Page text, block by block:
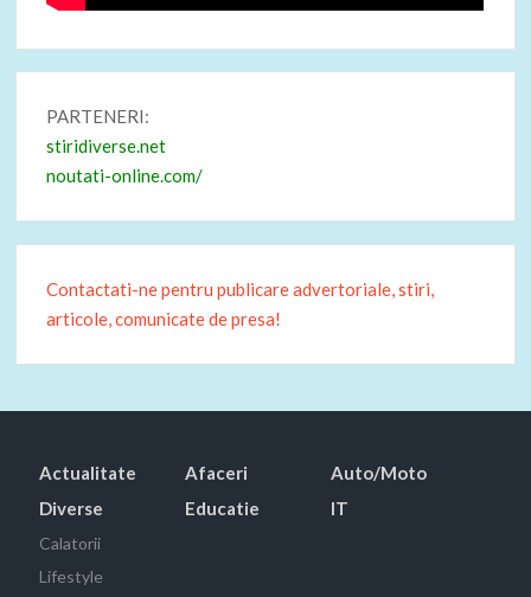
PARTENERI:
stiridiverse.net
noutati-online.com/
Contactati-ne pentru publicare advertoriale, stiri,
articole, comunicate de presa!
Actualitate Afaceri
Auto/Moto
Diverse
Calatorii
Lifestyle
Educatie IT